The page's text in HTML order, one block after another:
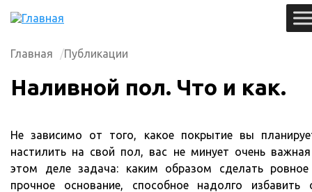
Главная Публикации
Наливной пол. Что и как.
Не зависимо от того, какое покрытие вы
настилить на свой пол, вас не минует очень
этом деле задача: каким образом сделать
прочное основание, способное надолго избавить